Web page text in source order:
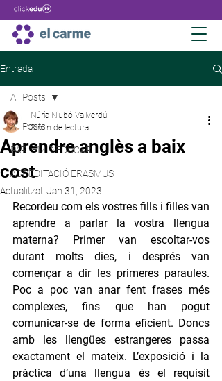
Entrada
All Posts
PARLEM D'EDUCAR
ACREDITACIÓ ERASMUS
All Posts
Aprendre anglès a baix
cost
Núria Niubó Vallverdú
3 min de lectura
Actualitzat:Jan 31, 2023
Recordeu com els vostres fills i filles van
aprendre a parlar la vostra llengua
materna? Primer van escoltar-vos
durant molts dies, i després van
començar a dir les primeres paraules.
Poc a poc van anar fent frases més
complexes, fins que han pogut
comunicar-se de forma eficient. Doncs
amb les llengües estrangeres passa
exactament el mateix. L’exposició i la
pràctica d’una llengua és el requisit